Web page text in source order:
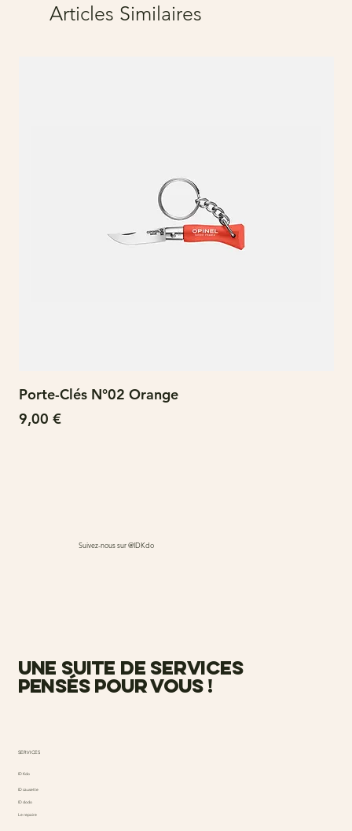
Articles Similaires
Porte-Clés N°02 Orange
Prix
9,00 €
Suivez-nous sur @IDKdo
une suite de services
pensés pour vous !
SERVICES
ID Kdo
ID causette
ID dodo
Le repaire